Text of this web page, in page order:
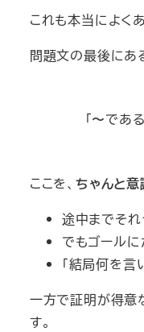
これも本当によくあ
問題文の最後にあ
「〜であ
ここを、 ちゃんと
途中までそれ
でもゴール
「結局何を言
一方で証明が得意
す。